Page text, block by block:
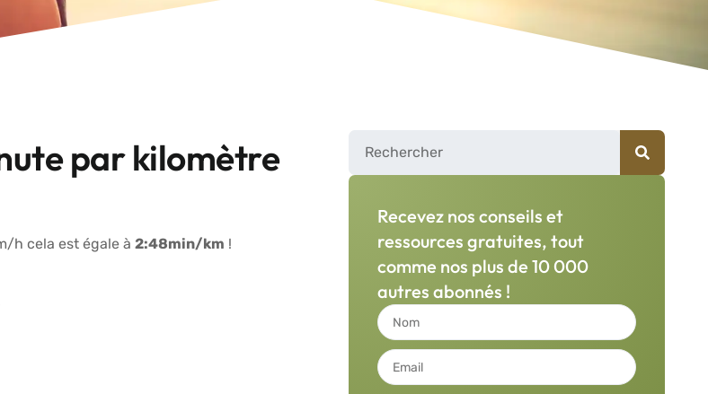
par kilomètre
h cela est égale à 2:48min/km !
Recevez nos conseils et
ressources gratuites, tout
comme nos plus de 10 000
autres abonnés !